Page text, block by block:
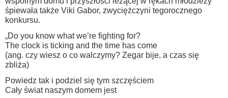
śpiewała także Viki Gabor, zwyciężczyni tegorocznego
konkursu.
„Do you know what we’re fighting for?
The clock is ticking and the time has come
(ang. czy wiesz o co walczymy? Zegar bije, a czas się
zbliża)
Powiedz tak i podziel się tym szczęściem
Cały świat naszym domem jest